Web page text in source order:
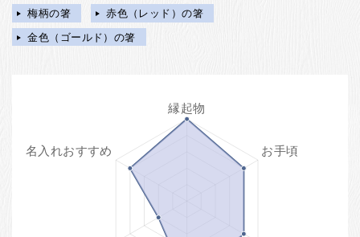
梅柄の箸
赤色（レッド）の箸
金色（ゴールド）の箸